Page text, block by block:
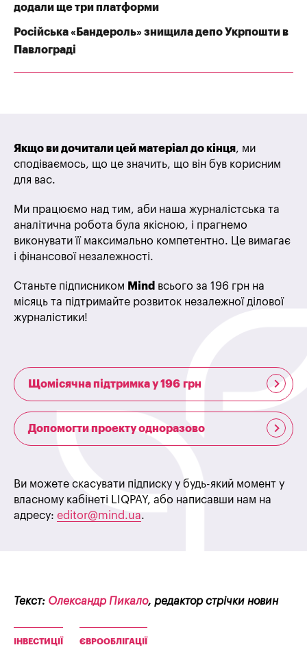
додали ще три платформи
Російська «Бандероль» знищила депо Укрпошти в
Павлограді
Якщо ви дочитали цей матеріал до кінця, ми
сподіваємось, що це значить, що він був корисним
для вас.
Ми працюємо над тим, аби наша журналістська та
аналітична робота була якісною, і прагнемо
виконувати її максимально компетентно. Це вимагає
і фінансової незалежності.
Станьте підписником Mind всього за 196 грн на
місяць та підтримайте розвиток незалежної ділової
журналістики!
Щомісячна підтримка у 196 грн
Допомогти проекту одноразово
Ви можете скасувати підписку у будь-який момент у
власному кабінеті LIQPAY, або написавши нам на
адресу: editor@mind.ua.
Текст: Олександр Пикало, редактор стрічки новин
ІНВЕСТИЦІЇ ЄВРООБЛІГАЦІЇ